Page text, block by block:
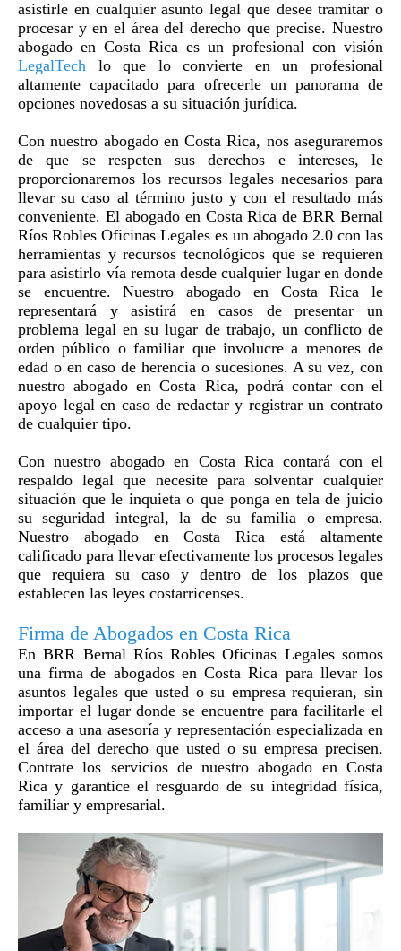
asistirle en cualquier asunto legal que desee tramitar o
procesar y en el área del derecho que precise. Nuestro
abogado en Costa Rica es un profesional con visión
LegalTech lo que lo convierte en un profesional
altamente capacitado para ofrecerle un panorama de
opciones novedosas a su situación jurídica.
Con nuestro abogado en Costa Rica, nos aseguraremos
de que se respeten sus derechos e intereses, le
proporcionaremos los recursos legales necesarios para
llevar su caso al término justo y con el resultado más
conveniente. El abogado en Costa Rica de BRR Bernal
Ríos Robles Oficinas Legales es un abogado 2.0 con las
herramientas y recursos tecnológicos que se requieren
para asistirlo vía remota desde cualquier lugar en donde
se encuentre. Nuestro abogado en Costa Rica le
representará y asistirá en casos de presentar un
problema legal en su lugar de trabajo, un conflicto de
orden público o familiar que involucre a menores de
edad o en caso de herencia o sucesiones. A su vez, con
nuestro abogado en Costa Rica, podrá contar con el
apoyo legal en caso de redactar y registrar un contrato
de cualquier tipo.
Con nuestro abogado en Costa Rica contará con el
respaldo legal que necesite para solventar cualquier
situación que le inquieta o que ponga en tela de juicio
su seguridad integral, la de su familia o empresa.
Nuestro abogado en Costa Rica está altamente
calificado para llevar efectivamente los procesos legales
que requiera su caso y dentro de los plazos que
establecen las leyes costarricenses.
Firma de Abogados en Costa Rica
En BRR Bernal Ríos Robles Oficinas Legales somos
una firma de abogados en Costa Rica para llevar los
asuntos legales que usted o su empresa requieran, sin
importar el lugar donde se encuentre para facilitarle el
acceso a una asesoría y representación especializada en
el área del derecho que usted o su empresa precisen.
Contrate los servicios de nuestro abogado en Costa
Rica y garantice el resguardo de su integridad física,
familiar y empresarial.